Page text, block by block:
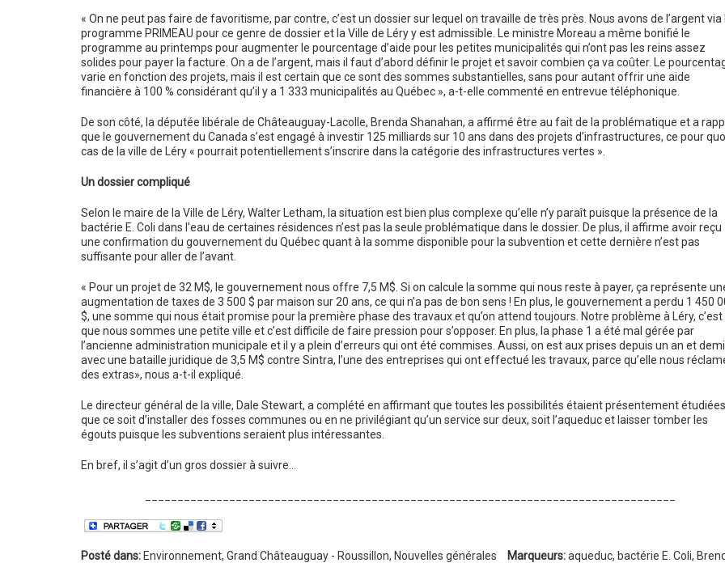
« On ne peut pas faire de favoritisme, par contre, c’est un dossier sur lequel on travaille de très près. Nous avons de l’argent via
programme PRIMEAU pour ce genre de dossier et la Ville de Léry y est admissible. Le ministre Moreau a même bonifié le
programme au printemps pour augmenter le pourcentage d’aide pour les petites municipalités qui n’ont pas les reins assez
solides pour payer la facture. On a de l’argent, mais il faut d’abord définir le projet et savoir combien ça va coûter. Le
varie en fonction des projets, mais il est certain que ce sont des sommes substantielles, sans pour autant offrir une aide
financière à 100 % considérant qu’il y a 1 333 municipalités au Québec », a-t-elle commenté en entrevue téléphonique.
De son côté, la députée libérale de Châteauguay-Lacolle, Brenda Shanahan, a affirmé être au fait de la problématique et a
que le gouvernement du Canada s’est engagé à investir 125 milliards sur 10 ans dans des projets d’infrastructures, ce pour
cas de la ville de Léry « pourrait potentiellement s’inscrire dans la catégorie des infrastructures vertes ».
Un dossier compliqué
Selon le maire de la Ville de Léry, Walter Letham, la situation est bien plus complexe qu’elle n’y paraît puisque la présence de la
bactérie E. Coli dans l’eau de certaines résidences n’est pas la seule problématique dans le dossier. De plus, il affirme avoir reçu
une confirmation du gouvernement du Québec quant à la somme disponible pour la subvention et cette dernière n’est pas
suffisante pour aller de l’avant.
« Pour un projet de 32 M$, le gouvernement nous offre 7,5 M$. Si on calcule la somme qui nous reste à payer, ça représente
augmentation de taxes de 3 500 $ par maison sur 20 ans, ce qui n’a pas de bon sens ! En plus, le gouvernement a perdu 1 450
$, une somme qui nous était promise pour la première phase des travaux et qu’on attend toujours. Notre problème à Léry, c’est
que nous sommes une petite ville et c’est difficile de faire pression pour s’opposer. En plus, la phase 1 a été mal gérée par
l’ancienne administration municipale et il y a plein d’erreurs qui ont été commises. Aussi, on est aux prises depuis un an et demi
avec une bataille juridique de 3,5 M$ contre Sintra, l’une des entreprises qui ont effectué les travaux, parce qu’elle nous
des extras», nous a-t-il expliqué.
Le directeur général de la ville, Dale Stewart, a complété en affirmant que toutes les possibilités étaient présentement
que ce soit d’installer des fosses communes ou en ne privilégiant qu’un service sur deux, soit l’aqueduc et laisser tomber les
égouts puisque les subventions seraient plus intéressantes.
En bref, il s’agit d’un gros dossier à suivre…
Posté dans: Environnement, Grand Châteauguay - Roussillon, Nouvelles générales Marqueurs: aqueduc, bactérie E. Coli,